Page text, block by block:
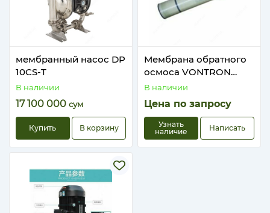
мембранный насос DP
10CS-T
В наличии
17 100 000 сум
Купить В корзину
Мембрана обратного
осмоса VONTRON
LP22-8040
В наличии
Цена по запросу
Узнать
наличие
Написать